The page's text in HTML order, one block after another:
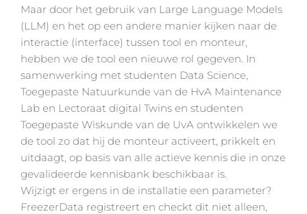
Maar door het gebruik van Large Language Models
(LLM) en het op een andere manier kijken naar de
interactie (interface) tussen tool en monteur,
hebben we de tool een nieuwe rol gegeven. In
samenwerking met studenten Data Science,
Toegepaste Natuurkunde van de HvA Maintenance
Lab en Lectoraat digital Twins en studenten
Toegepaste Wiskunde van de UvA ontwikkelen we
de tool zo dat hij de monteur activeert, prikkelt en
uitdaagt, op basis van alle actieve kennis die in onze
gevalideerde kennisbank beschikbaar is.
Wijzigt er ergens in de installatie een parameter?
FreezerData registreert en checkt dit niet alleen,